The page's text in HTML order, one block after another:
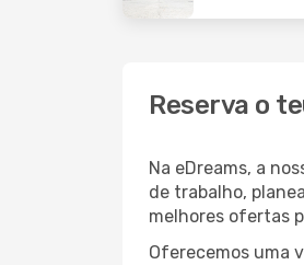
Reserva o
Na eDreams, a
de trabalho,
melhores ofertas
Oferecemos uma